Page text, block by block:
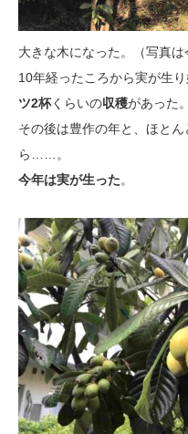
大きな木になった。（写真は
10年経ったころから実が生
ツ2杯くらいの収穫があった。
その後は豊作の年と、ほと
ら……。
今年は実が生った。